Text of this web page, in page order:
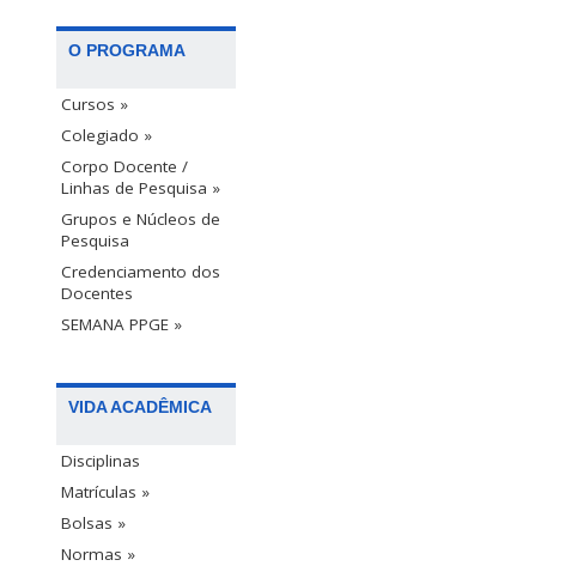
O PROGRAMA
Cursos »
Colegiado »
Corpo Docente /
Linhas de Pesquisa »
Grupos e Núcleos de
Pesquisa
Credenciamento dos
Docentes
SEMANA PPGE »
VIDA ACADÊMICA
Disciplinas
Matrículas »
Bolsas »
Normas »